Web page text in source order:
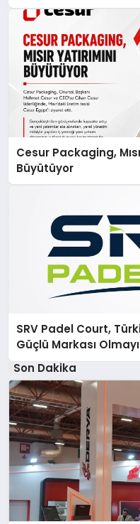
Cesur Packaging,
Büyütüyor
SRV Padel Court,
Güçlü Markası
Son Dakika